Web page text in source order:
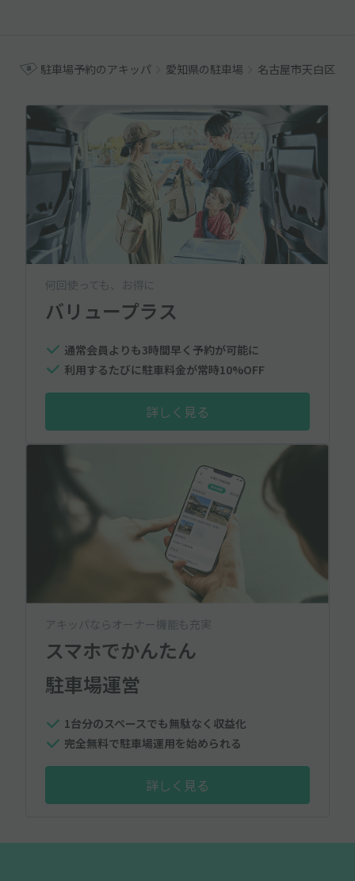
駐車場予約のアキッパ 愛知県の駐車場 名古屋市天白区の
何回使っても、お得に
バリュープラス
通常会員よりも3時間早く予約が可能に
利用するたびに駐車料金が常時10%OFF
詳しく見る
アキッパならオーナー機能も充実
スマホでかんたん
駐車場運営
1台分のスペースでも無駄なく収益化
完全無料で駐車場運用を始められる
詳しく見る